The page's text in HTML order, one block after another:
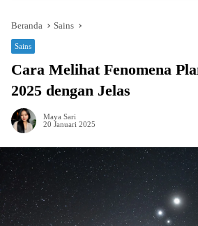
Beranda Sains
Sains
Cara Melihat Fenomena
2025 dengan Jelas
Maya Sari
20 Januari 2025